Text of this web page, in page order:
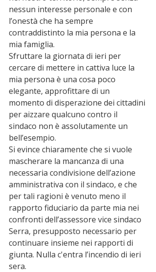
nessun interesse personale e con
l’onestà che ha sempre
contraddistinto la mia persona e la
mia famiglia.
Sfruttare la giornata di ieri per
cercare di mettere in cattiva luce la
mia persona è una cosa poco
elegante, approfittare di un
momento di disperazione dei cittadini
per aizzare qualcuno contro il
sindaco non è assolutamente un
bell’esempio.
Si evince chiaramente che si vuole
mascherare la mancanza di una
necessaria condivisione dell’azione
amministrativa con il sindaco, e che
per tali ragioni è venuto meno il
rapporto fiduciario da parte mia nei
confronti dell’assessore vice sindaco
Serra, presupposto necessario per
continuare insieme nei rapporti di
giunta. Nulla c'entra l’incendio di ieri
sera.